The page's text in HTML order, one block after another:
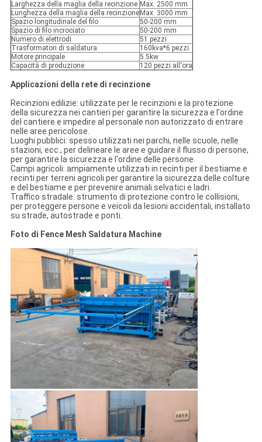
Larghezza della maglia della recinzione Max. 2500 mm
Lunghezza della maglia della recinzione Max. 3000 mm
Spazio longitudinale del filo
50-200 mm
Spazio di filo incrociato
50-200 mm
Numero di elettrodi
51 pezzi
Trasformatori di saldatura
160kva*6 pezzi
Motore principale
5.5kw
Capacità di produzione
120 pezzi all'ora
Applicazioni della rete di recinzione
Recinzioni edilizie: utilizzate per le recinzioni e la protezione
della sicurezza nei cantieri per garantire la sicurezza e l'ordine
del cantiere e impedire al personale non autorizzato di entrare
nelle aree pericolose.
Luoghi pubblici: spesso utilizzati nei parchi, nelle scuole, nelle
stazioni, ecc., per delineare le aree e guidare il flusso di persone,
per garantire la sicurezza e l'ordine delle persone.
Campi agricoli: ampiamente utilizzati in recinti per il bestiame e
recinti per terreni agricoli per garantire la sicurezza delle colture
e del bestiame e per prevenire animali selvatici e ladri.
Traffico stradale: strumento di protezione contro le collisioni,
per proteggere persone e veicoli da lesioni accidentali, installato
su strade, autostrade e ponti.
Foto di Fence Mesh Saldatura Machine